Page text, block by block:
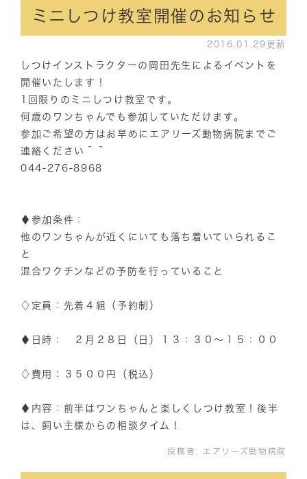
ミニしつけ教室開催のお知らせ
2016.01.29更新
しつけインストラクターの岡田先生によるイベントを
開催いたします！
1回限りのミニしつけ教室です。
何歳のワンちゃんでも参加していただけます。
参加ご希望の方はお早めにエアリーズ動物病院までご
連絡ください＾＾
044-276-8968
♦参加条件：
他のワンちゃんが近くにいても落ち着いていられるこ
と
混合ワクチンなどの予防を行っていること
♢定員：先着４組（予約制）
♦日時： ２月２８日（日）１３：３０～１５：００
♢費用：３５００円（税込）
♦内容：前半はワンちゃんと楽しくしつけ教室！後半
は、飼い主様からの相談タイム！
投稿者: エアリーズ動物病院